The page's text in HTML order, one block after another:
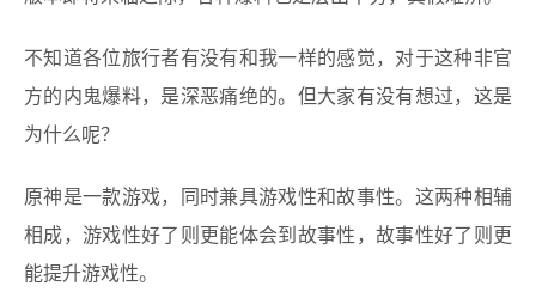
不知道各位旅行者有没有和我一样的感觉，对于这种非官
方的内鬼爆料，是深恶痛绝的。但大家有没有想过，这是
为什么呢？
原神是一款游戏，同时兼具游戏性和故事性。这两种相辅
相成，游戏性好了则更能体会到故事性，故事性好了则更
能提升游戏性。